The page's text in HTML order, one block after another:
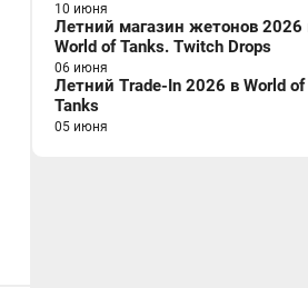
10 июня
Летний магазин жетонов 2026
World of Tanks. Twitch Drops
06 июня
Летний Trade-In 2026 в World of
Tanks
05 июня